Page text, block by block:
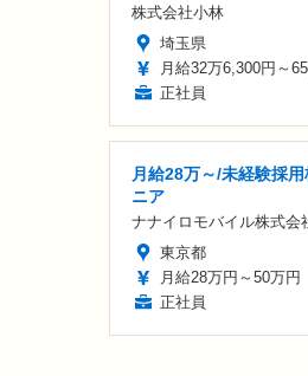
株式会社小林
埼玉県
月給32万6,300円～
正社員
月給28万～/未経験採
ニア
ナナイロモバイル株式会
東京都
月給28万円～50万円
正社員